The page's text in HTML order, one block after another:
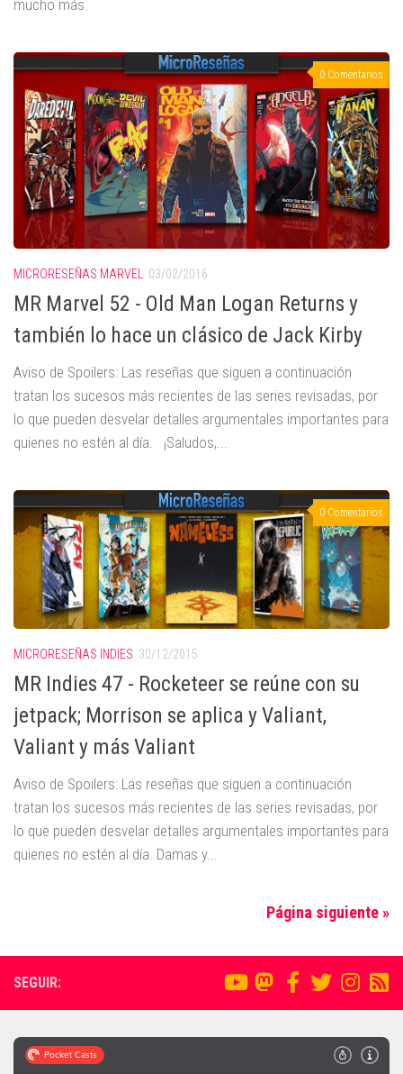
mucho más.
0 Comentarios
MICRORESEÑAS MARVEL 03/02/2016
MR Marvel 52 - Old Man Logan Returns y
también lo hace un clásico de Jack Kirby
Aviso de Spoilers: Las reseñas que siguen a continuación
tratan los sucesos más recientes de las series revisadas, por
lo que pueden desvelar detalles argumentales importantes para
quienes no estén al día. ¡Saludos,...
0 Comentarios
MICRORESEÑAS INDIES 30/12/2015
MR Indies 47 - Rocketeer se reúne con su
jetpack; Morrison se aplica y Valiant,
Valiant y más Valiant
Aviso de Spoilers: Las reseñas que siguen a continuación
tratan los sucesos más recientes de las series revisadas, por
lo que pueden desvelar detalles argumentales importantes para
quienes no estén al día. Damas y...
Página siguiente »
SEGUIR: